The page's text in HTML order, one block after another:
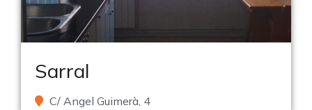
Sarral
C/ Angel Guimerà, 4